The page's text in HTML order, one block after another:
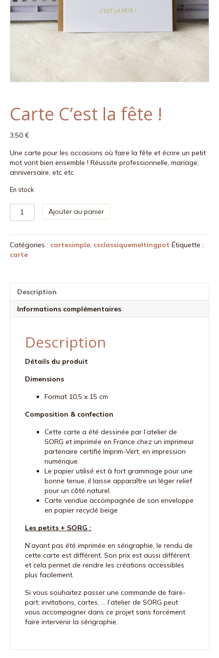
Carte C’est la fête !
3,50 €
Une carte pour les occasions où faire la fête et écrire un petit
mot vont bien ensemble ! Réussite professionnelle, mariage,
anniversaire, etc etc
En stock
quantité
de
C'est
la
fête
Ajouter au panier
Catégories : cartesimple, csclassiquemeltingpot Étiquette :
carte
Description
Informations complémentaires
Description
Détails du produit
Dimensions
Format 10,5 x 15 cm
Composition & confection
Cette carte a été dessinée par l’atelier de
SORG et imprimée en France chez un imprimeur
partenaire certifié Imprim-Vert, en impression
numérique.
Le papier utilisé est à fort grammage pour une
bonne tenue, il laisse apparaître un léger relief
pour un côté naturel.
Carte vendue accompagnée de son enveloppe
en papier recyclé beige
Les petits + SORG :
N’ayant pas été imprimée en sérigraphie, le rendu de
cette carte est différent. Son prix est aussi différent
et cela permet de rendre les créations accessibles
plus facilement.
Si vous souhaitez passer une commande de faire-
part, invitations, cartes, … l’atelier de SORG peut
vous accompagner dans ce projet sans forcément
faire intervenir la sérigraphie.